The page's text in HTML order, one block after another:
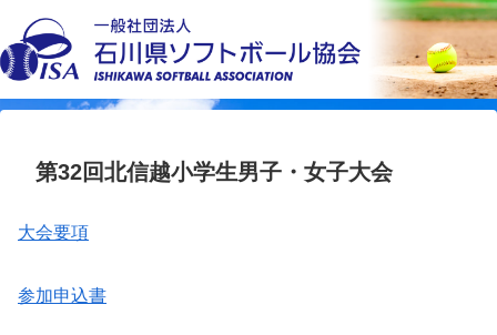
第32回北信越小学生男子・女子大会
大会要項
参加申込書